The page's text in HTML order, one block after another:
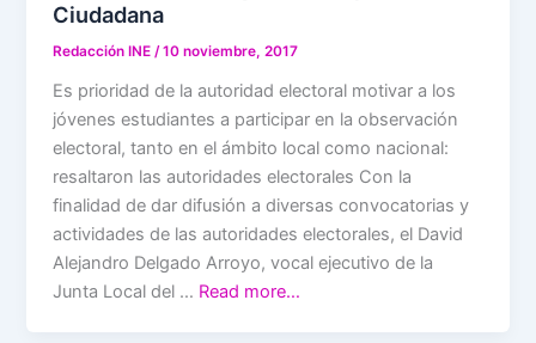
Ciudadana
Redacción INE/10 noviembre, 2017
Es prioridad de la autoridad electoral motivar a los
jóvenes estudiantes a participar en la observación
electoral, tanto en el ámbito local como nacional:
resaltaron las autoridades electorales Con la
finalidad de dar difusión a diversas convocatorias y
actividades de las autoridades electorales, el David
Alejandro Delgado Arroyo, vocal ejecutivo de la
Junta Local del … Read more…